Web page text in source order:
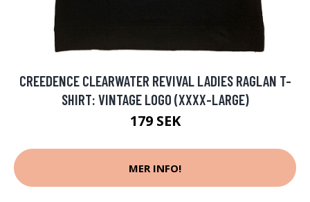
CREEDENCE CLEARWATER REVIVAL LADIES RAGLAN T-
SHIRT: VINTAGE LOGO (XXXX-LARGE)
179 SEK
MER INFO!